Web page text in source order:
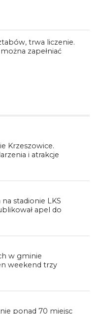
trwa liczenie.
zapełniać
Krzeszowice.
i atrakcje
stadionie LKS
apel do
w gminie
weekend trzy
ponad 70 miejsc